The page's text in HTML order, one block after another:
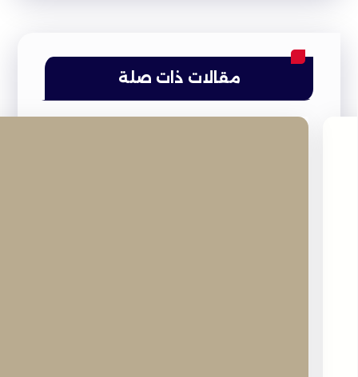
مقالات ذات صلة